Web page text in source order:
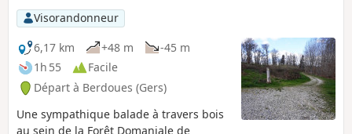
Visorandonneur
6,17 km
+48 m
-45 m
1h 55
Facile
Départ à Berdoues (Gers)
Une sympathique balade à travers bois
au sein de la Forêt Domaniale de